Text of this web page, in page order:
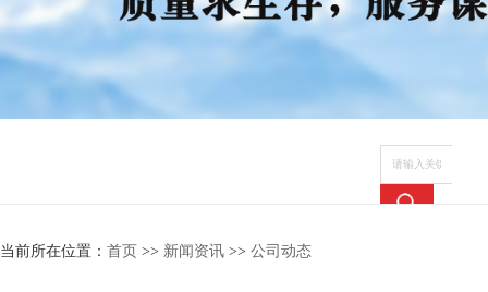
热搜关键词： TC4钛合金 钛合金棒 钛合金管 钛法兰
当前所在位置： 首页 >> 新闻资讯 >> 公司动态